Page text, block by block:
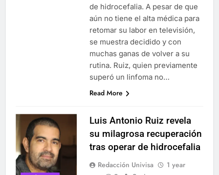
de hidrocefalia. A pesar de que
aún no tiene el alta médica para
retomar su labor en televisión,
se muestra decidido y con
muchas ganas de volver a su
rutina. Ruiz, quien previamente
superó un linfoma no…
Read More
Luis Antonio Ruiz revela
su milagrosa recuperación
tras operar de hidrocefalia
Redacción Univisa
1 year